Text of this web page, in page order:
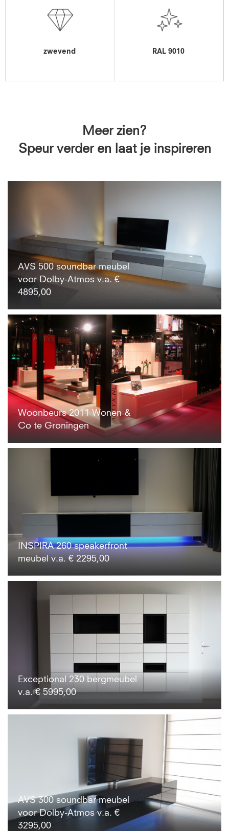
zwevend RAL 9010
Meer zien?
Speur verder en laat je inspireren
AVS 500 soundbar meubel
voor Dolby-Atmos v.a. €
4895,00
Woonbeurs 2011 Wonen &
Co te Groningen
INSPIRA 260 speakerfront
meubel v.a. € 2295,00
Exceptional 230 bergmeubel
v.a. € 5995,00
AVS 300 soundbar meubel
voor Dolby-Atmos v.a. €
3295,00